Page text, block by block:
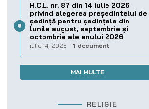
H.C.L. nr. 87 din 14 iulie 2026
privind alegerea preşedintelui de
şedinţă pentru ședințele din
lunile august, septembrie și
octombrie ale anului 2026
iulie 14, 2026 1 document
MAI MULTE
RELIGIE